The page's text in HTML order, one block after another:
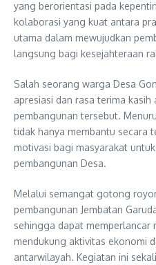
yang berorientasi pada
kolaborasi yang kuat antara
utama dalam mewujudkan
langsung bagi kesejahteraan
Salah seorang warga Desa
apresiasi dan rasa terima
pembangunan tersebut.
tidak hanya membantu secara
motivasi bagi masyarakat
pembangunan Desa.
Melalui semangat gotong
pembangunan Jembatan
sehingga dapat memperlancar
mendukung aktivitas ekonomi
antarwilayah. Kegiatan ini